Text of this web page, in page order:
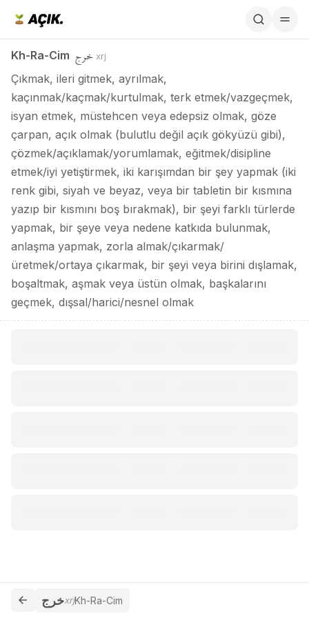
Kh-Ra-Cim خرج xrj
Çıkmak, ileri gitmek, ayrılmak,
kaçınmak/kaçmak/kurtulmak, terk etmek/vazgeçmek,
isyan etmek, müstehcen veya edepsiz olmak, göze
çarpan, açık olmak (bulutlu değil açık gökyüzü gibi),
çözmek/açıklamak/yorumlamak, eğitmek/disipline
etmek/iyi yetiştirmek, iki karışımdan bir şey yapmak (iki
renk gibi, siyah ve beyaz, veya bir tabletin bir kısmına
yazıp bir kısmını boş bırakmak), bir şeyi farklı türlerde
yapmak, bir şeye veya nedene katkıda bulunmak,
anlaşma yapmak, zorla almak/çıkarmak/
üretmek/ortaya çıkarmak, bir şeyi veya birini dışlamak,
boşaltmak, aşmak veya üstün olmak, başkalarını
geçmek, dışsal/harici/nesnel olmak
خرجxrjKh-Ra-Cim